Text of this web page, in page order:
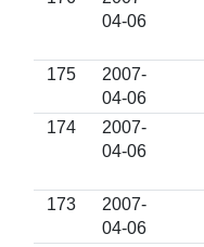
04-06
175
2007-
04-06
174
2007-
04-06
173
2007-
04-06